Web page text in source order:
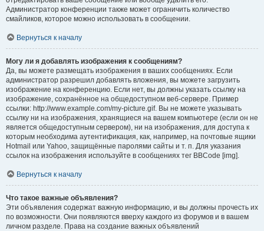
Администратор конференции также может ограничить количество
смайликов, которое можно использовать в сообщении.
Вернуться к началу
Могу ли я добавлять изображения к сообщениям?
Да, вы можете размещать изображения в ваших сообщениях. Если
администратор разрешил добавлять вложения, вы можете загрузить
изображение на конференцию. Если нет, вы должны указать ссылку на
изображение, сохранённое на общедоступном веб-сервере. Пример
ссылки: http://www.example.com/my-picture.gif. Вы не можете указывать
ссылку ни на изображения, хранящиеся на вашем компьютере (если он не
является общедоступным сервером), ни на изображения, для доступа к
которым необходима аутентификация, как, например, на почтовые ящики
Hotmail или Yahoo, защищённые паролями сайты и т. п. Для указания
ссылок на изображения используйте в сообщениях тег BBCode [img].
Вернуться к началу
Что такое важные объявления?
Эти объявления содержат важную информацию, и вы должны прочесть их
по возможности. Они появляются вверху каждого из форумов и в вашем
личном разделе. Права на создание важных объявлений